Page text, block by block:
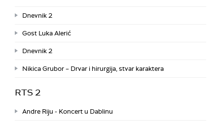
Dnevnik 2
Gost Luka Alerić
Dnevnik 2
Nikica Grubor – Drvar i hirurgija, stvar karaktera
RTS 2
Andre Riju - Koncert u Dablinu